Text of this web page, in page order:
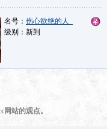
名号： 伤心欲绝的人_
级别：新到
站的观点。